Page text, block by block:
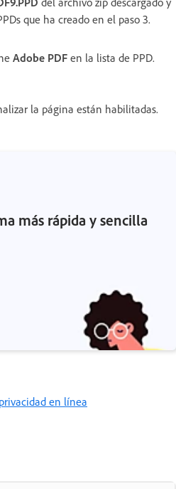
que ha creado en el paso 3.
Adobe PDF en la lista de PPD.
la página están habilitadas.
más rápida y sencilla
en línea